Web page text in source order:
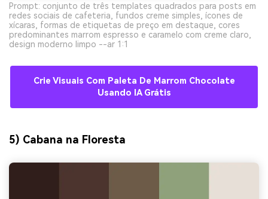
Prompt: conjunto de três templates quadrados para posts em
redes sociais de cafeteria, fundos creme simples, ícones de
xícaras, formas de etiquetas de preço em destaque, cores
predominantes marrom espresso e caramelo com creme claro,
design moderno limpo --ar 1:1
Crie Visuais Com Paleta De Marrom Chocolate
Usando IA Grátis
5) Cabana na Floresta